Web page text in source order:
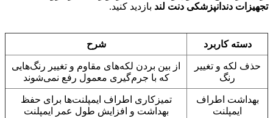
تجهیزات دندانپزشکی دنت لند بازدید کنید.
دسته کاربرد شرح
حذف لکه و تغییر
رنگ
از بین بردن لکه‌های مقاوم و تغییر رنگ‌هایی
که با جرم‌گیری معمول رفع نمی‌شوند
بهداشت اطراف
ایمپلنت
تمیزکاری اطراف ایمپلنت‌ها برای حفظ
بهداشت و افزایش طول عمر ایمپلنت